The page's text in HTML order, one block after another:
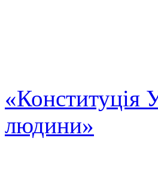
«Конституція
людини»